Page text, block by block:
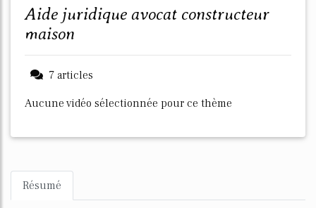
aide juridique avocat constructeur
maison
7 articles
Aucune vidéo sélectionnée pour ce thème
Résumé